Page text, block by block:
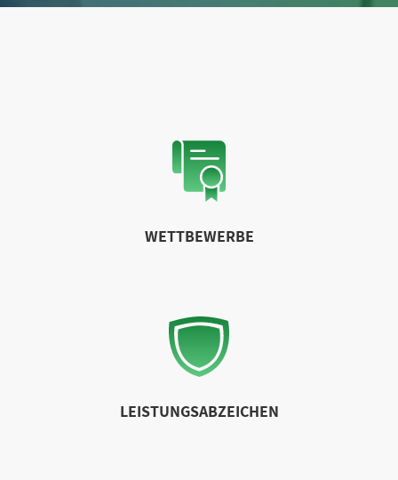
WETTBEWERBE
LEISTUNGSABZEICHEN